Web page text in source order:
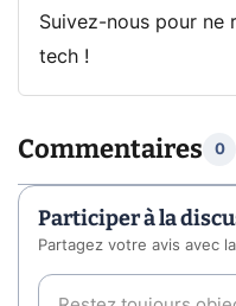
Suivez-nous pour ne
tech !
Commentaires 0
Participer à la
Partagez votre avis avec